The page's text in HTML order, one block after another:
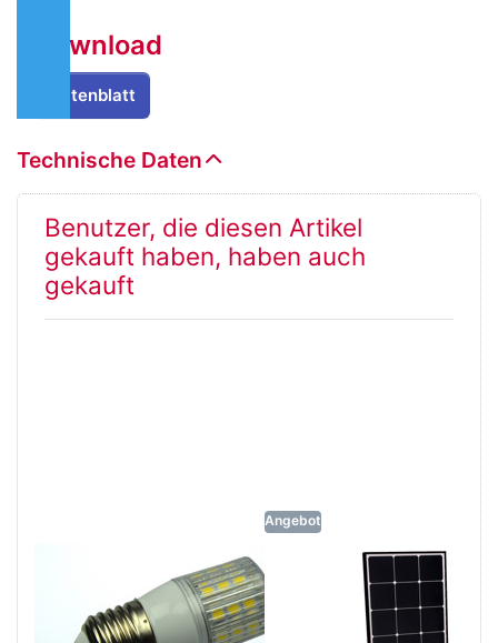
Download
Datenblatt
Technische Daten
Benutzer, die diesen Artikel
gekauft haben, haben auch
gekauft
LED Lampe E27,
Typ 24, 12+24
Volt,
Angebot
Solarmodul Sun
Peak SPR
110/35-Small